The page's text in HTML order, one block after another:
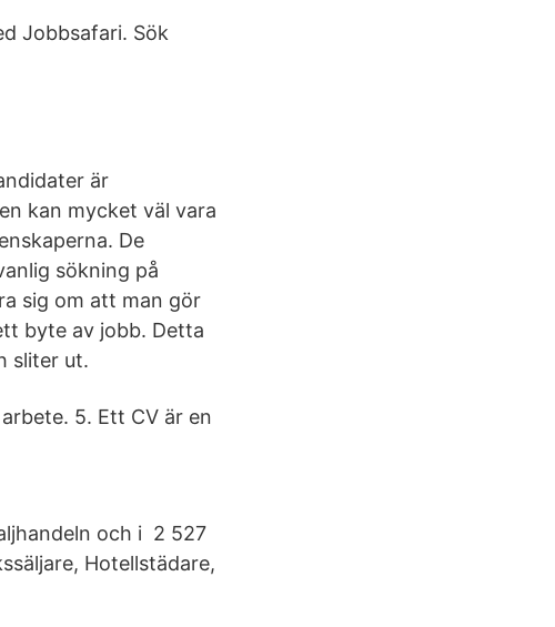
Jobbsafari. Sök
är
kan mycket väl vara
De
sökning på
sig om att man gör
byte av jobb. Detta
sliter ut.
5. Ett CV är en
och i 2 527
Hotellstädare,